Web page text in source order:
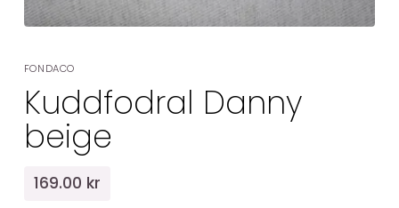
FONDACO
Kuddfodral Danny
beige
169.00 kr